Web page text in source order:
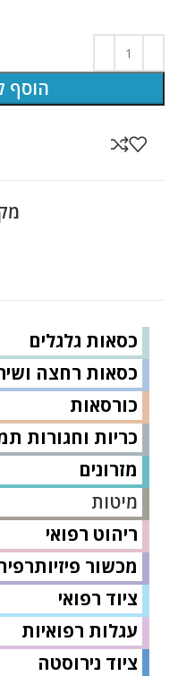
כסאות גלגלים
כסאות רחצה
כורסאות
כריות וחגורות
מזרונים
מיטות
ריהוט רפואי
מכשור
ציוד רפואי
עגלות רפואיות
ציוד נירוסטה
הוסף